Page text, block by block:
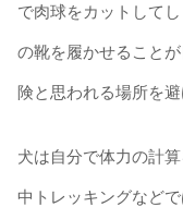
で肉球をカットして
の靴を履かせること
険と思われる場所を避
犬は自分で体力の計
中トレッキングなど